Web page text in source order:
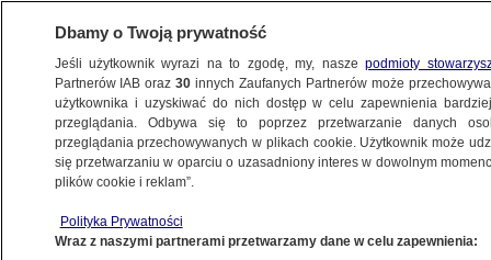
POLSKA
Bąkiewicza. Jest decyzja Korneluka
Dbamy o Twoją prywatność
Jeśli użytkownik wyrazi na to zgodę, my, naszepodmioty
Partnerów IAB oraz30 innych Zaufanych Partnerów może
użytkownika i uzyskiwać do nich dostęp w celu zapewnienia
przeglądania. Odbywa się to poprzez przetwarzanie danych
przeglądania przechowywanych w plikach cookie. Użytkownik może
się przetwarzaniu w oparciu o uzasadniony interes w dowolnym
plików cookie i reklam”.
Polityka Prywatności
Wraz z naszymi partnerami przetwarzamy dane w celu zapewnienia: